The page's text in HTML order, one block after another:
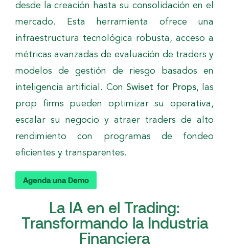
desde la creación hasta su consolidación en el
mercado. Esta herramienta ofrece una
infraestructura tecnológica robusta, acceso a
métricas avanzadas de evaluación de traders y
modelos de gestión de riesgo basados en
inteligencia artificial. Con Swiset for Props, las
prop firms pueden optimizar su operativa,
escalar su negocio y atraer traders de alto
rendimiento con programas de fondeo
eficientes y transparentes.
Agenda una Demo
La IA en el Trading:
Transformando la Industria
Financiera